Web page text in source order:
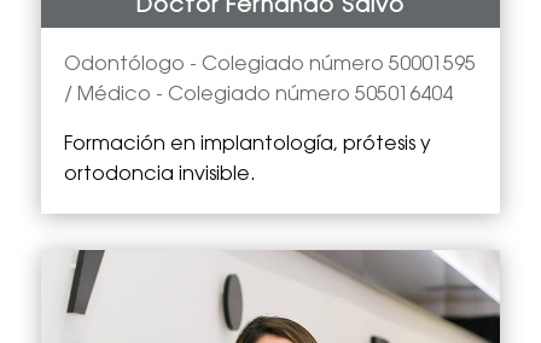
Doctor Fernando Salvo
Odontólogo - Colegiado número 50001595
/ Médico - Colegiado número 505016404
Formación en implantología, prótesis y
ortodoncia invisible.